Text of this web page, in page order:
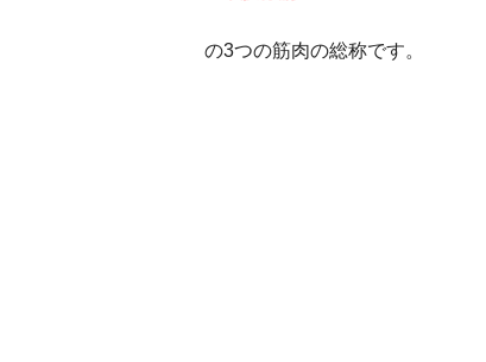
の3つの筋肉の総称です。